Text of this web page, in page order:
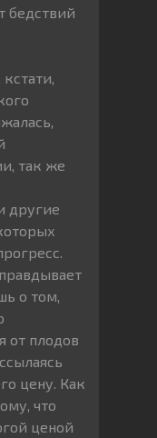
бедствий
так же
другие
о том,
от плодов
цену. Как
что
ценой